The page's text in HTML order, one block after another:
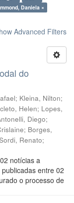
Daniela ×
Advanced Filters
do
; Kleina, Nilton;
Helen; Lopes,
Diego;
; Borges,
Renato;
notícias a
entre 02
o processo de